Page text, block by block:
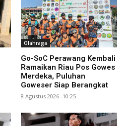
Olahraga
Go-SoC Perawang Kembali
Ramaikan Riau Pos Gowes
Merdeka, Puluhan
Goweser Siap Berangkat
8 Agustus 2026 -10:25